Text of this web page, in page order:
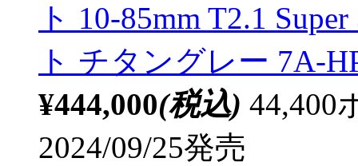
ト 10-85mm T2.1
ト チタングレー 7A-
¥444,000(税込) 44,400
2024/09/25発売